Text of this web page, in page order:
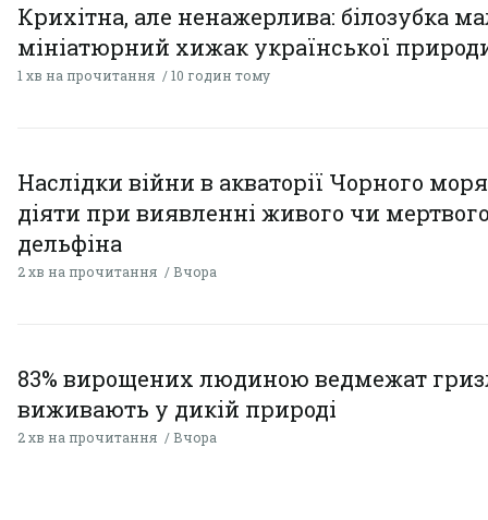
Крихітна, але ненажерлива: білозубка
мініатюрний хижак української
1 хв на прочитання 10 годин тому
Наслідки війни в акваторії Чорного
діяти при виявленні живого чи
дельфіна
2 хв на прочитання Вчора
83% вирощених людиною ведмежат
виживають у дикій природі
2 хв на прочитання Вчора